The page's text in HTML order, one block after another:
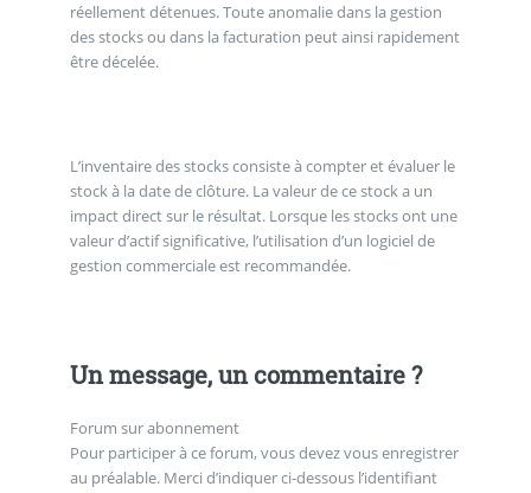
réellement détenues. Toute anomalie dans la gestion
des stocks ou dans la facturation peut ainsi rapidement
être décelée.
L’inventaire des stocks consiste à compter et évaluer le
stock à la date de clôture. La valeur de ce stock a un
impact direct sur le résultat. Lorsque les stocks ont une
valeur d’actif significative, l’utilisation d’un logiciel de
gestion commerciale est recommandée.
Un message, un commentaire ?
Forum sur abonnement
Pour participer à ce forum, vous devez vous enregistrer
au préalable. Merci d’indiquer ci-dessous l’identifiant